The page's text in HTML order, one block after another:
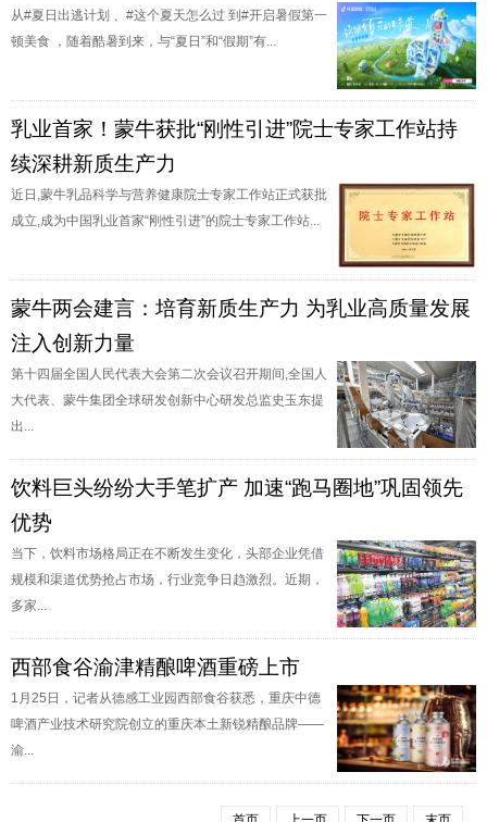
从#夏日出逃计划 、#这个夏天怎么过 到#开启暑假第一
顿美食 ，随着酷暑到来，与“夏日”和“假期”有...
乳业首家！蒙牛获批“刚性引进”院士专家工作站持
续深耕新质生产力
近日,蒙牛乳品科学与营养健康院士专家工作站正式获批
成立,成为中国乳业首家“刚性引进”的院士专家工作站...
蒙牛两会建言：培育新质生产力 为乳业高质量发展
注入创新力量
第十四届全国人民代表大会第二次会议召开期间,全国人
大代表、蒙牛集团全球研发创新中心研发总监史玉东提
出...
饮料巨头纷纷大手笔扩产 加速“跑马圈地”巩固领先
优势
当下，饮料市场格局正在不断发生变化，头部企业凭借
规模和渠道优势抢占市场，行业竞争日趋激烈。近期，
多家...
西部食谷渝津精酿啤酒重磅上市
1月25日，记者从德感工业园西部食谷获悉，重庆中德
啤酒产业技术研究院创立的重庆本土新锐精酿品牌——
渝...